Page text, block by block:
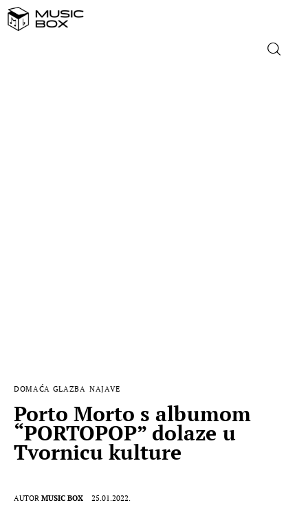
DOMAĆA GLAZBA NAJAVE
Porto Morto s albumom
“PORTOPOP” dolaze u
Tvornicu kulture
AUTOR MUSIC BOX 25.01.2022.